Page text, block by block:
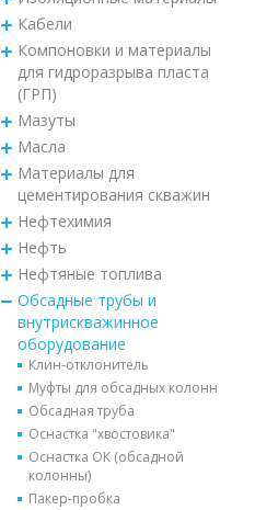
Кабели
Компоновки и материалы
для гидроразрыва пласта
(ГРП)
Мазуты
Масла
Материалы для
цементирования скважин
Нефтехимия
Нефть
Нефтяные топлива
Обсадные трубы и
внутрискважинное
оборудование
Клин-отклонитель
Муфты для обсадных колонн
Обсадная труба
Оснастка "хвостовика"
Оснастка ОК (обсадной
колонны)
Пакер-пробка